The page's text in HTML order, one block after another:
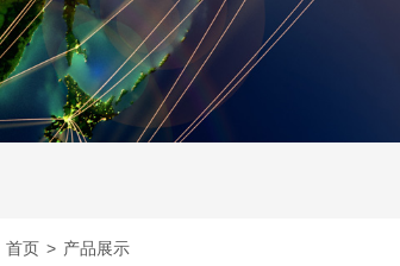
首页 > 产品展示